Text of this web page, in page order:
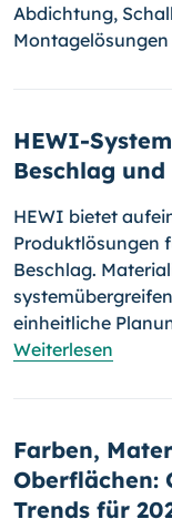
Abdichtung,
HEWI-
Beschlag
HEWI bietet
Produktlösungen
Beschlag.
einheitliche
Weiterlesen
Farben,
Oberflächen:
Trends für